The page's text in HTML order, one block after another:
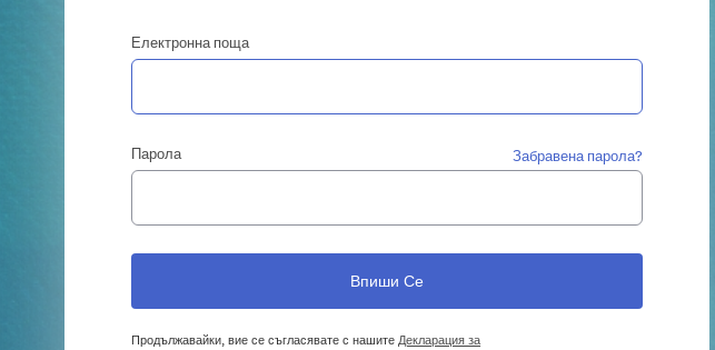
Електронна поща
Парола Забравена парола?
Продължавайки, вие се съгласявате с нашитеДекларация за